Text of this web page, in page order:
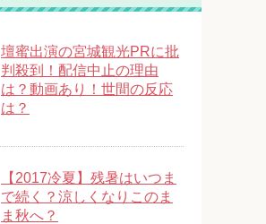
壇蜜出演の宮城観光PRに批
判殺到！配信中止の理由
は？動画あり！世間の反応
は？
【2017冷夏】残暑はいつま
で続く？涼しくなりこのま
ま秋へ？